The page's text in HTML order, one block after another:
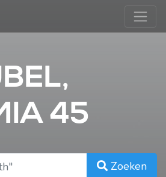
45
Zoeken